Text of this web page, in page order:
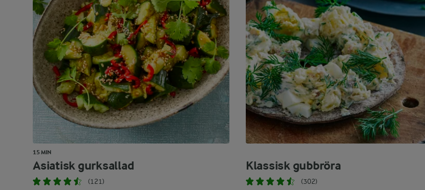
15 MIN
Asiatisk gurksallad
(121)
Klassisk gubbröra
(302)